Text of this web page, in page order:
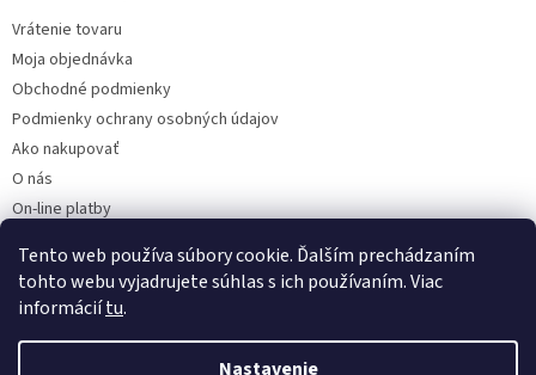
Tento web používa súbory cookie. Ďalším prechádzaním
tohto webu vyjadrujete súhlas s ich používaním. Viac
informáciítu.
Nastavenie
Vrátenie tovaru
Moja objednávka
Obchodné podmienky
Podmienky ochrany osobných údajov
Ako nakupovať
O nás
On-line platby
Čo dať do kočíka v zime?